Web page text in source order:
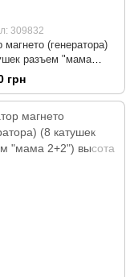
309832
магнето (генератора)
разъем "мама
31мм
грн